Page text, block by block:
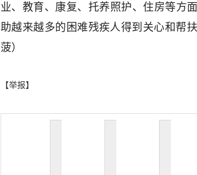
业、教育、康复、托养照护、住房等方
助越来越多的困难残疾人得到关心和帮
菠）
【举报】